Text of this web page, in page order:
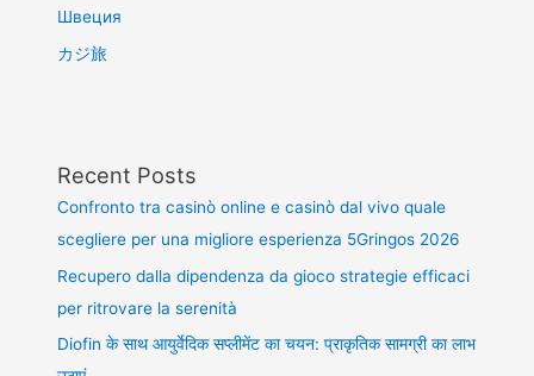
Швеция
カジ旅
Recent Posts
Confronto tra casinò online e casinò dal vivo quale
scegliere per una migliore esperienza 5Gringos 2026
Recupero dalla dipendenza da gioco strategie efficaci
per ritrovare la serenità
Diofin के साथ आयुर्वेदिक सप्लीमेंट का चयन: प्राकृतिक सामग्री का लाभ